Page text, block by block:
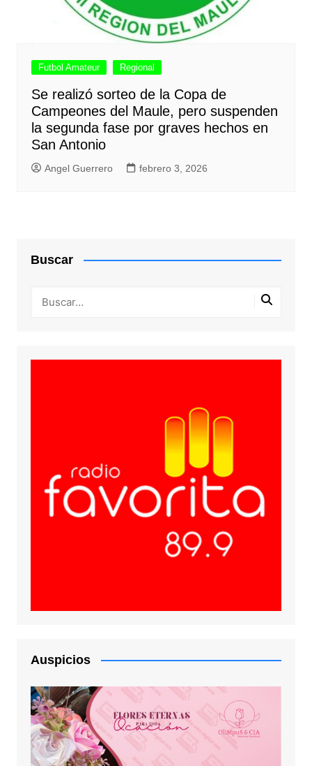
Futbol Amateur Regional
Se realizó sorteo de la Copa de
Campeones del Maule, pero suspenden
la segunda fase por graves hechos en
San Antonio
Angel Guerrero febrero 3, 2026
Buscar
Auspicios